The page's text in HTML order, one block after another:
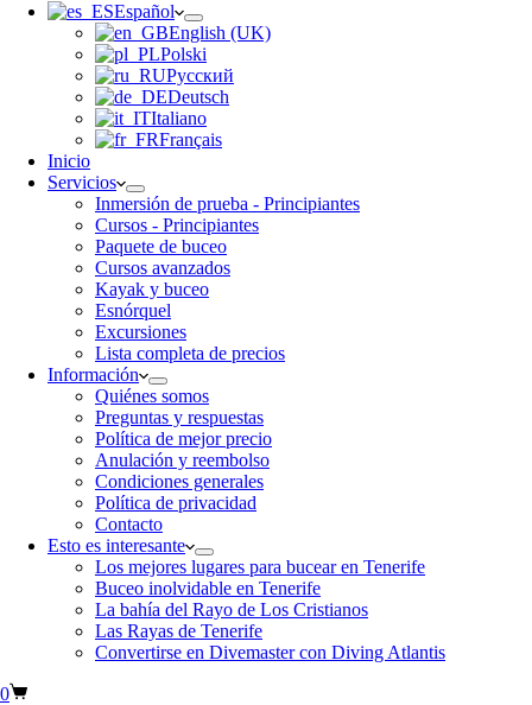
Español
English (UK)
Polski
Русский
Deutsch
Italiano
Français
Inicio
Servicios
Inmersión de prueba - Principiantes
Cursos - Principiantes
Paquete de buceo
Cursos avanzados
Kayak y buceo
Esnórquel
Excursiones
Lista completa de precios
Información
Quiénes somos
Preguntas y respuestas
Política de mejor precio
Anulación y reembolso
Condiciones generales
Política de privacidad
Contacto
Esto es interesante
Los mejores lugares para bucear en Tenerife
Buceo inolvidable en Tenerife
La bahía del Rayo de Los Cristianos
Las Rayas de Tenerife
Convertirse en Divemaster con Diving Atlantis
0